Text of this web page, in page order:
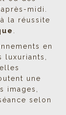
midi.
la réussite
.
en
luxuriants,
une
images,
selon